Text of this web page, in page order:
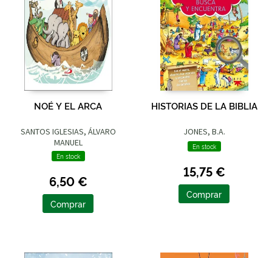
NOÉ Y EL ARCA
SANTOS IGLESIAS, ÁLVARO
MANUEL
En stock
6,50 €
Comprar
HISTORIAS DE LA BIBLIA
JONES, B.A.
En stock
15,75 €
Comprar